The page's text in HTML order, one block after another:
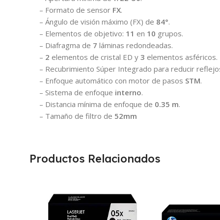
– Formato de sensor FX.
– Ángulo de visión máximo (FX) de 84°.
– Elementos de objetivo: 11 en 10 grupos.
– Diafragma de 7 láminas redondeadas.
– 2 elementos de cristal ED y 3 elementos asféricos.
– Recubrimiento Súper Integrado para reducir
– Enfoque automático con motor de pasos STM.
– Sistema de enfoque interno.
– Distancia mínima de enfoque de 0.35 m.
– Tamaño de filtro de 52mm
Productos Relacionados